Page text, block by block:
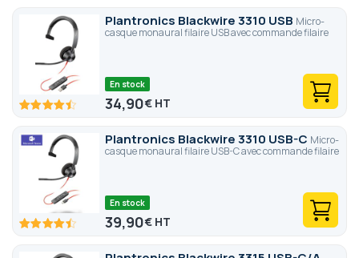
Plantronics Blackwire 3310 USB Micro-
casque monaural filaire USB avec commande filaire
89 100
En stock
34,90€
Plantronics Blackwire 3310 USB-C Micro-
casque monaural filaire USB-C avec commande filaire
89 100
En stock
39,90€